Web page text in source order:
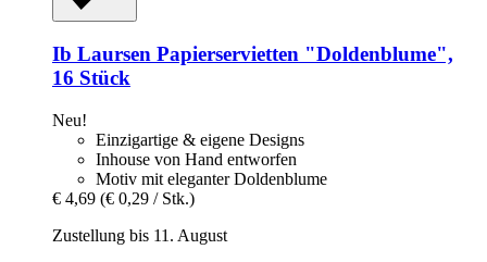
Ib Laursen Papierservietten "Doldenblume",
16 Stück
Neu!
Einzigartige & eigene Designs
Inhouse von Hand entworfen
Motiv mit eleganter Doldenblume
€ 4,69 (€ 0,29 / Stk.)
Zustellung bis 11. August